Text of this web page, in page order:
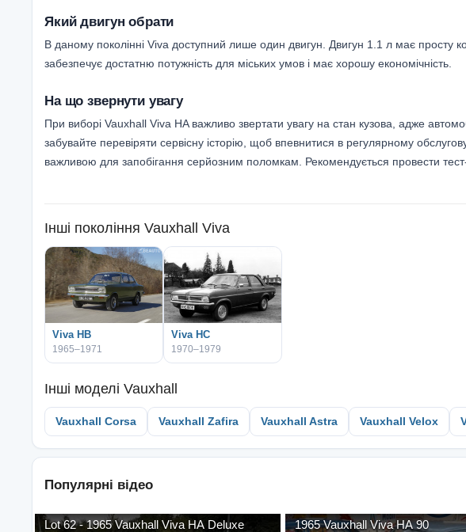
Який двигун обрати
В даному поколінні Viva доступний лише один двигун. Двигун 1.1 л має просту
забезпечує достатню потужність для міських умов і має хорошу економічність.
На що звернути увагу
При виборі Vauxhall Viva HA важливо звертати увагу на стан кузова, адже
забувайте перевіряти сервісну історію, щоб впевнитися в регулярному
важливою для запобігання серйозним поломкам. Рекомендується провести
Інші покоління Vauxhall Viva
Viva HB
1965–1971
Viva HC
1970–1979
Інші моделі Vauxhall
Vauxhall Corsa Vauxhall Zafira Vauxhall Astra Vauxhall Velox
Популярні відео
Lot 62 - 1965 Vauxhall Viva HA Deluxe 1965 Vauxhall Viva HA 90